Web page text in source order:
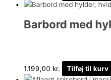
Barbord med
1.199,00 kr. Tilføj til kurv